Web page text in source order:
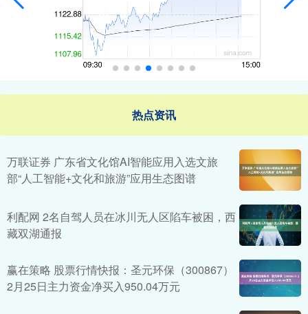
热点资讯
万联证券 广东省文化馆AI智能应用入选文旅
部“人工智能+文化和旅游”应用生态图谱
利配网 2名自驾人员在冰川无人区陷车被困，西
藏双湖通报
赢在策略 股票行情快报：圣元环保（300867）
2月25日主力资金净买入950.04万元